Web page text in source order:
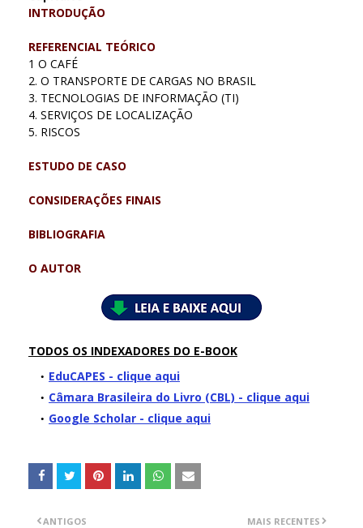
INTRODUÇÃO
REFERENCIAL TEÓRICO
1 O CAFÉ
2. O TRANSPORTE DE CARGAS NO BRASIL
3. TECNOLOGIAS DE INFORMAÇÃO (TI)
4. SERVIÇOS DE LOCALIZAÇÃO
5. RISCOS
ESTUDO DE CASO
CONSIDERAÇÕES FINAIS
BIBLIOGRAFIA
O AUTOR
TODOS OS INDEXADORES DO E-BOOK
EduCAPES - clique aqui
Câmara Brasileira do Livro (CBL) - clique aqui
Google Scholar - clique aqui
MAIS RECENTES
ANTIGOS